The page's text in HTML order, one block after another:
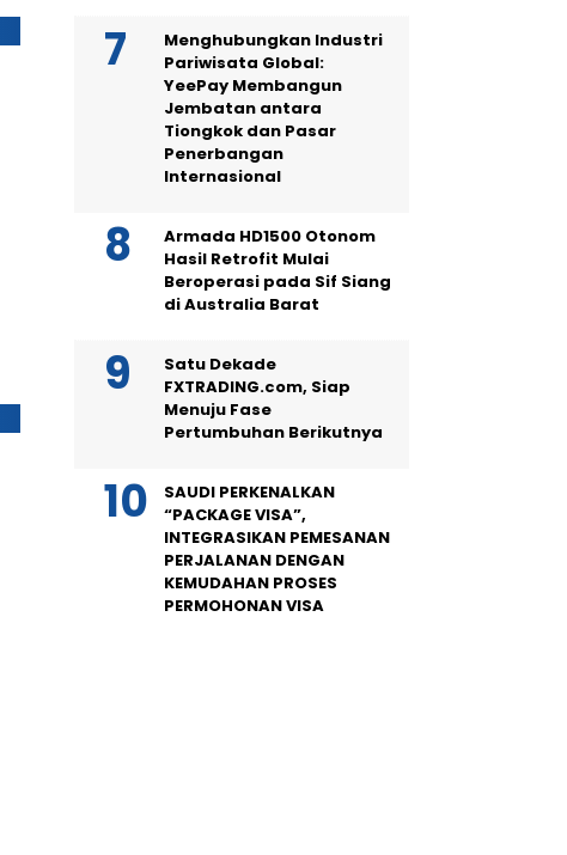
Menghubungkan Industri
Pariwisata Global:
YeePay Membangun
Jembatan antara
Tiongkok dan Pasar
Penerbangan
Internasional
Armada HD1500 Otonom
Hasil Retrofit Mulai
Beroperasi pada Sif Siang
di Australia Barat
Satu Dekade
FXTRADING.com, Siap
Menuju Fase
Pertumbuhan Berikutnya
SAUDI PERKENALKAN
“PACKAGE VISA”,
INTEGRASIKAN PEMESANAN
PERJALANAN DENGAN
KEMUDAHAN PROSES
PERMOHONAN VISA